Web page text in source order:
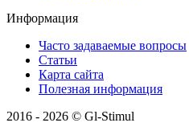
Информация
Часто задаваемые вопросы
Статьи
Карта сайта
Полезная информация
2016 - 2026 © Gl-Stimul